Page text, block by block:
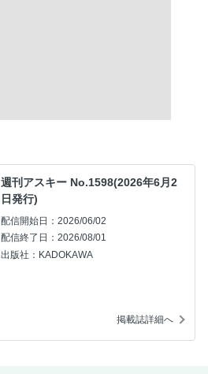
週刊アスキー No.1598(2026年6月2
日発行)
配信開始日：2026/06/02
配信終了日：2026/08/01
出版社：KADOKAWA
掲載誌詳細へ